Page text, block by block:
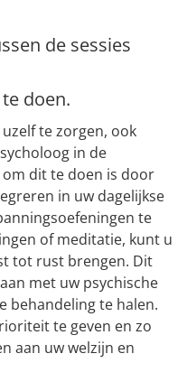
de sessies
doen.
te zorgen, ook
in de
dit te doen is door
in uw dagelijkse
te
of meditatie, kunt u
tot rust brengen. Dit
met uw psychische
behandeling te halen.
te geven en zo
aan uw welzijn en